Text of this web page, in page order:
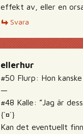
effekt av, eller en
Svara
ellerhur
#50 Flurp: Hon
—
#48 Kalle: ”Jag är
{`¤´}
Kan det eventuellt